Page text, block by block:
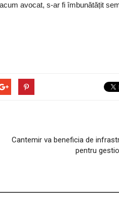
avocat, s-ar fi îmbunătățit
Cantemir va beneficia de
pentru